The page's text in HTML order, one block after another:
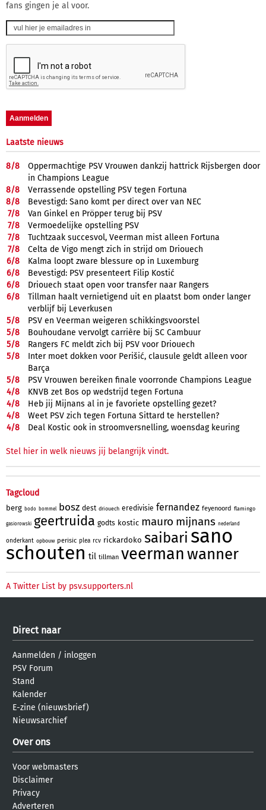
fans gingen je al voor.
Laatste nieuws
8/8
Oppermachtige PSV Vrouwen dankzij hattrick Rijsbergen door
in Champions League
8/8
Verrassende opstelling PSV tegen Fortuna
8/8
Bevestigd: Sano komt per direct over van NEC
7/8
Van Ginkel en Pröpper terug bij PSV
7/8
Vermoedelijke opstelling PSV
7/8
Tuchtzaak succesvol, Veerman mist alleen Fortuna
7/8
Celta de Vigo mengt zich in strijd om Driouech
6/8
Kalma loopt zware blessure op in Luxemburg
6/8
Bevestigd: PSV presenteert Filip Kostić
6/8
Driouech staat open voor transfer naar Rangers
6/8
Tillman haalt vernietigend uit en plaatst bom onder langer
verblijf bij Leverkusen
5/8
PSV en Veerman weigeren schikkingsvoorstel
5/8
Bouhoudane vervolgt carrière bij SC Cambuur
5/8
Rangers FC meldt zich bij PSV voor Driouech
5/8
Inter moet dokken voor Perišić, clausule geldt alleen voor
Barça
5/8
PSV Vrouwen bereiken finale voorronde Champions League
4/8
KNVB zet Bos op wedstrijd tegen Fortuna
4/8
Heb jij Mijnans al in je favoriete opstelling gezet?
4/8
Weet PSV zich tegen Fortuna Sittard te herstellen?
4/8 Deal Kostic ook in stroomversnelling, woensdag keuring
Stel hier in welk nieuws jij belangrijk vindt.
Tagcloud
berg bodo bommel bosz dest driouech eredivisie fernandez feyenoord flamingo
gasiorowski geertruida godts kostic mauro mijnans nederland
onderkant opbouw perisic plea rcv rickardoko saibari sano
schouten til tillman veermanwanner
A Twitter List by psv.supporters.nl
Direct naar
Aanmelden / inloggen
PSV Forum
Stand
Kalender
E-zine (nieuwsbrief)
Nieuwsarchief
Over ons
Voor webmasters
Disclaimer
Privacy
Adverteren